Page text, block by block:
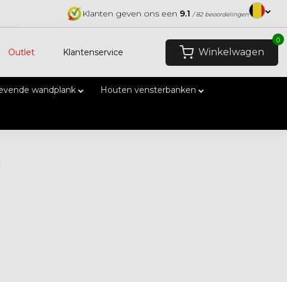
Klanten geven ons een 9.1 / 82 beoordelingen
Outlet Klantenservice Winkelwagen
0
wandplank Houten vensterbanken